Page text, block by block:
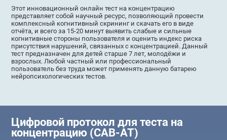
Этот инновационный онлайн тест на концентрацию
представляет собой научный ресурс, позволяющий провести
комплексный когнитивный скрининг и скачать его в виде
отчёта, и всего за 15-20 минут выявить слабые и сильные
когнитивные стороны пользователя и оценить индекс риска
присутствия нарушений, связанных с концентрацией. Данный
тест предназначен для детей старше 7 лет, молодёжи и
взрослых. Любой частный или профессиональный
пользователь без труда может применять данную батарею
нейропсихологических тестов.
Цифровой протокол для теста на
концентрацию (CAB-AT)